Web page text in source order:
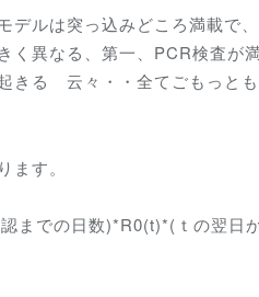
デルは突っ込みどころ満載で
く異なる、第一、PCR検査が
きる 云々・・全てごもっと
ます。
までの日数)*R0(t)*(ｔの翌日